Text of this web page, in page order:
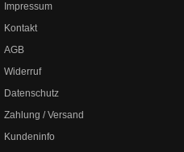
Impressum
Kontakt
AGB
Widerruf
Datenschutz
Zahlung / Versand
Kundeninfo